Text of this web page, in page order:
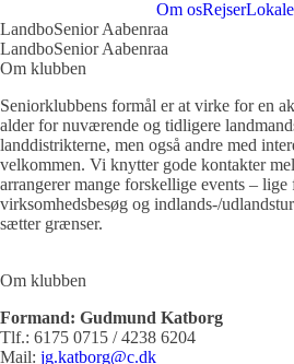
Om osRejser
LandboSenior Aabenraa
LandboSenior Aabenraa
Om klubben
Seniorklubbens formål er at virke for en
alder for nuværende og tidligere
landdistrikterne, men også andre med
velkommen. Vi knytter gode kontakter
arrangerer mange forskellige events –
virksomhedsbesøg og indlands-/
sætter grænser.
Om klubben
Formand: Gudmund Katborg
Tlf.: 6175 0715 / 4238 6204
Mail: jg.katborg@c.dk